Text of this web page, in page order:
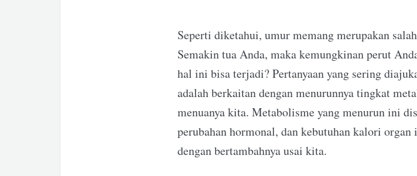
Seperti diketahui, umur memang merupakan
Semakin tua Anda, maka kemungkinan perut
hal ini bisa terjadi? Pertanyaan yang sering
adalah berkaitan dengan menurunnya tingkat
menuanya kita. Metabolisme yang menurun ini
perubahan hormonal, dan kebutuhan kalori
dengan bertambahnya usai kita.